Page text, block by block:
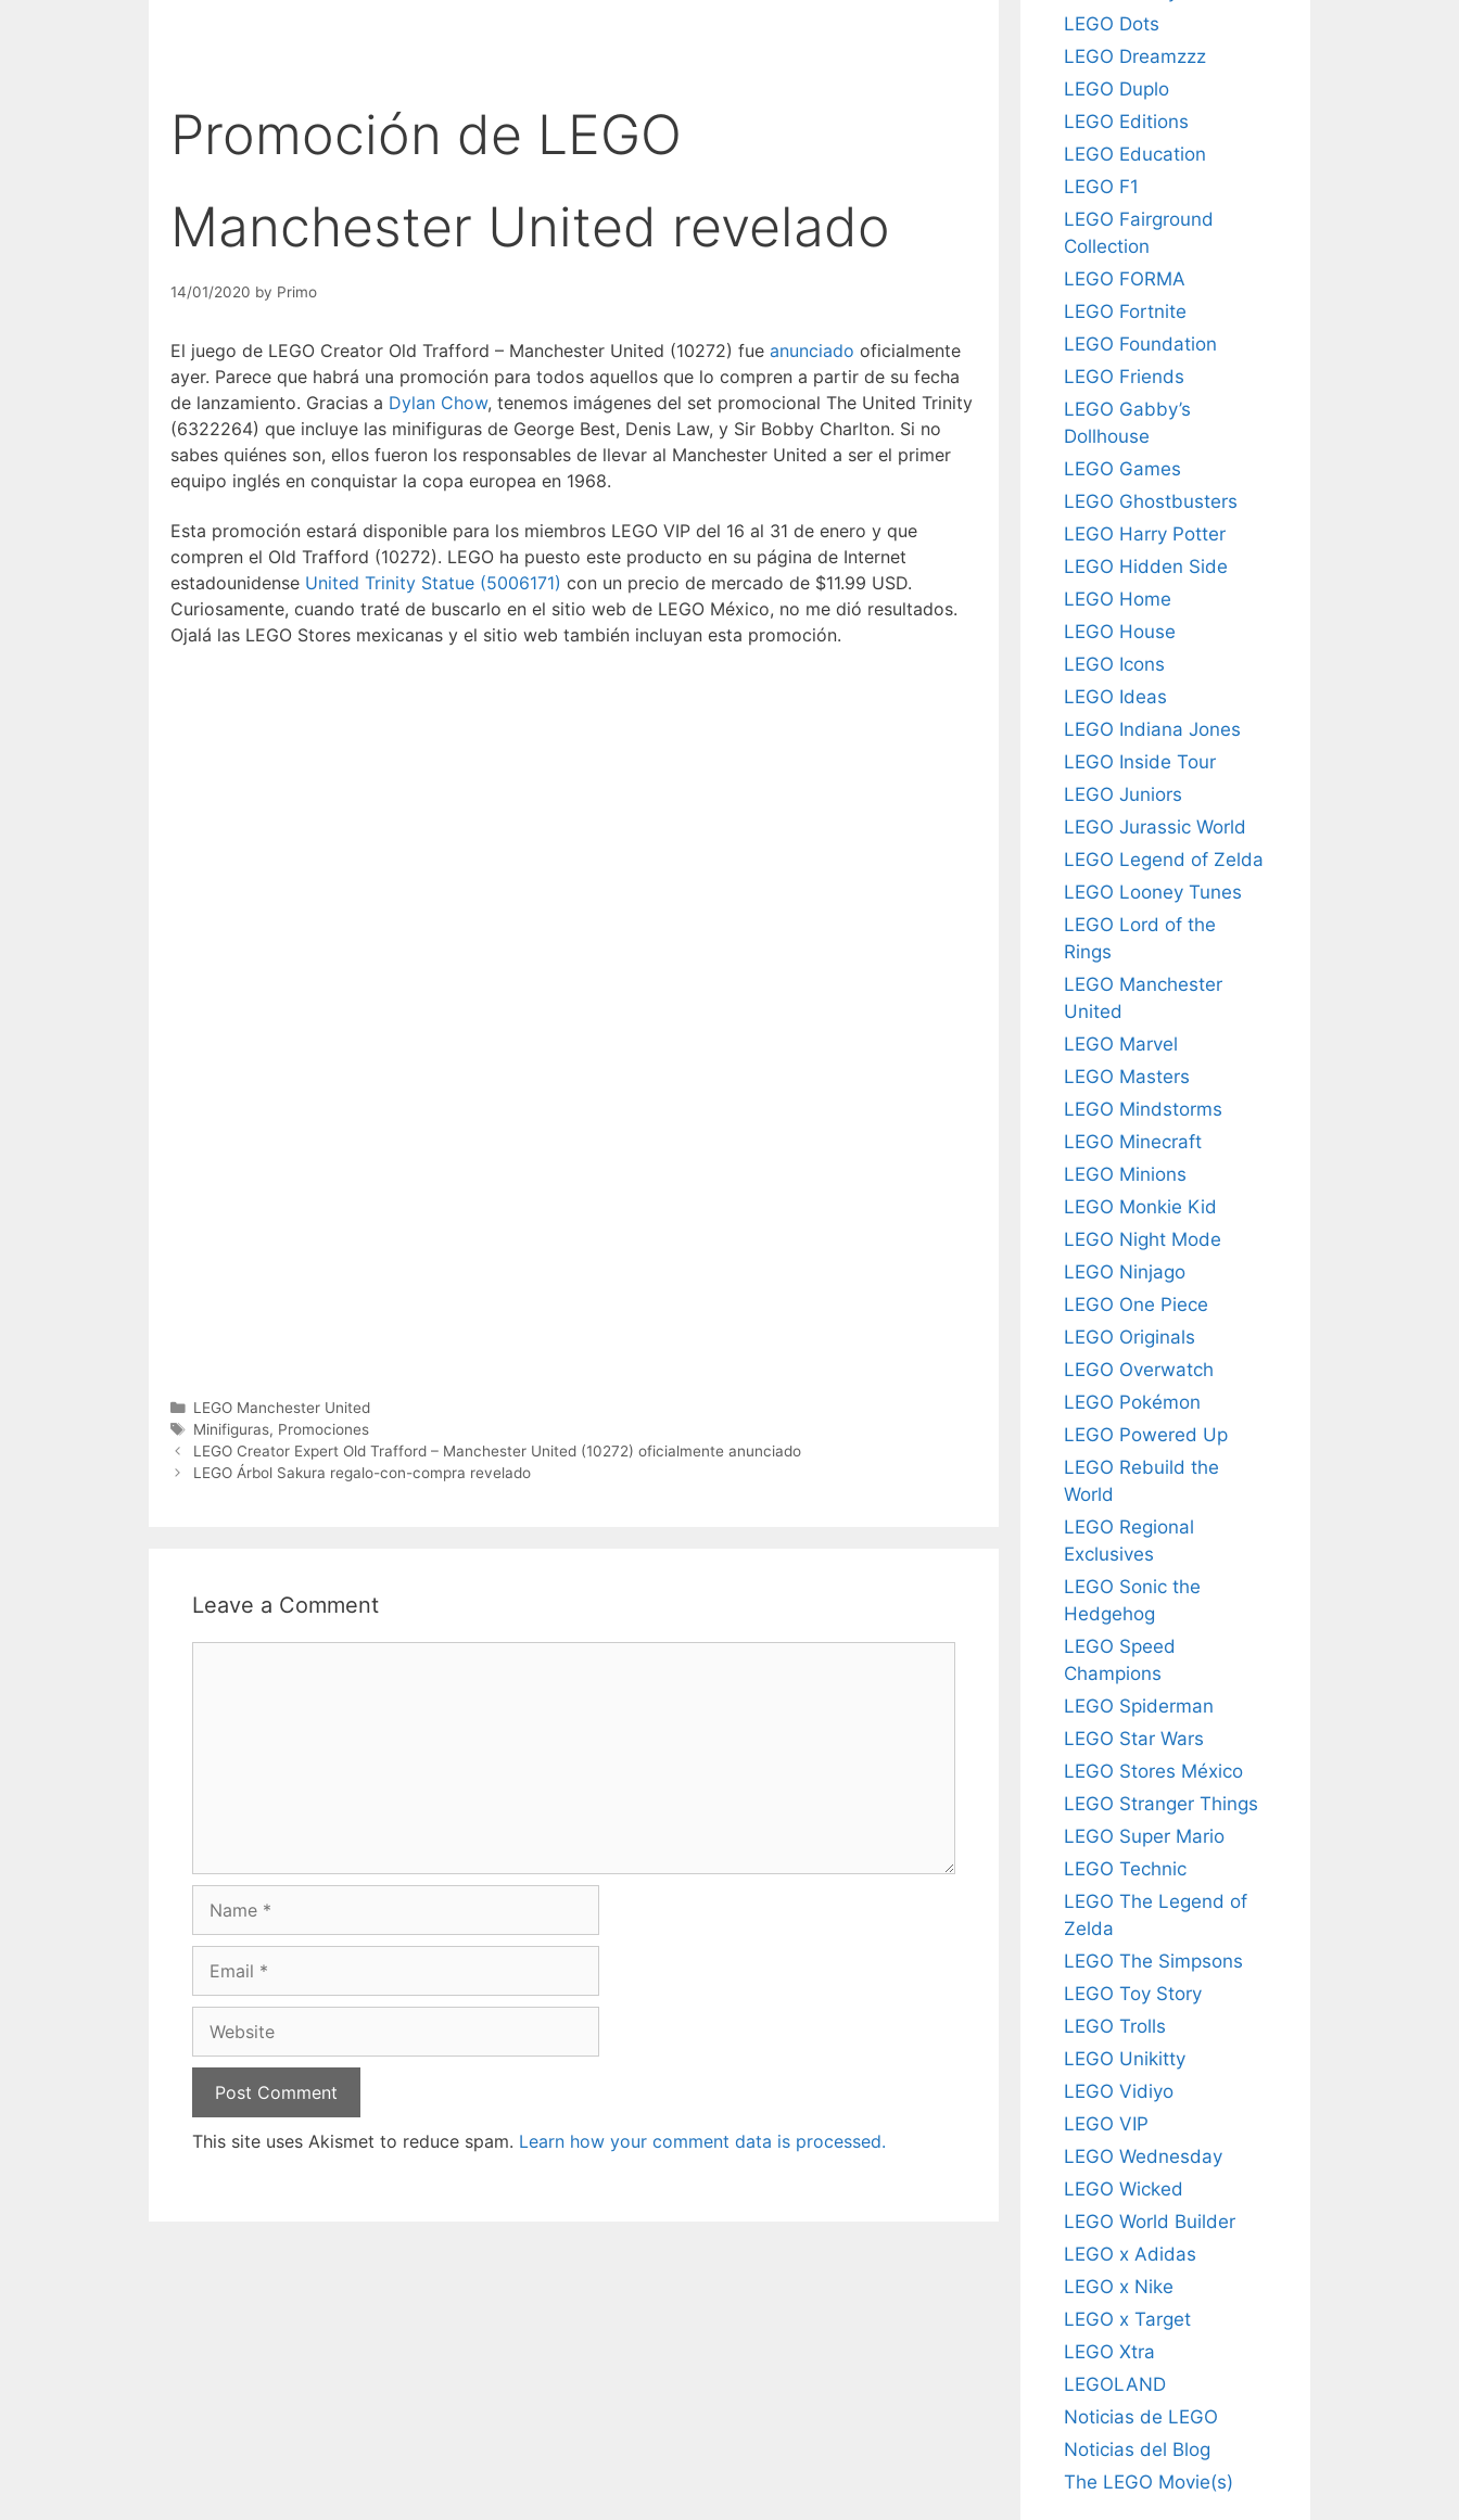
Promoción de LEGO
Manchester United revelado
14/01/2020 by Primo
El juego de LEGO Creator Old Trafford – Manchester United (10272) fue anunciado oficialmente
ayer. Parece que habrá una promoción para todos aquellos que lo compren a partir de su fecha
de lanzamiento. Gracias a Dylan Chow, tenemos imágenes del set promocional The United Trinity
(6322264) que incluye las minifiguras de George Best, Denis Law, y Sir Bobby Charlton. Si no
sabes quiénes son, ellos fueron los responsables de llevar al Manchester United a ser el primer
equipo inglés en conquistar la copa europea en 1968.
Esta promoción estará disponible para los miembros LEGO VIP del 16 al 31 de enero y que
compren el Old Trafford (10272). LEGO ha puesto este producto en su página de Internet
estadounidense United Trinity Statue (5006171) con un precio de mercado de $11.99 USD.
Curiosamente, cuando traté de buscarlo en el sitio web de LEGO México, no me dió resultados.
Ojalá las LEGO Stores mexicanas y el sitio web también incluyan esta promoción.
Categories
LEGO Manchester United
Tags
Minifiguras, Promociones
LEGO Creator Expert Old Trafford – Manchester United (10272) oficialmente anunciado
LEGO Árbol Sakura regalo-con-compra revelado
Leave a Comment
This site uses Akismet to reduce spam. Learn how your comment data is processed.
LEGO Dots
LEGO Dreamzzz
LEGO Duplo
LEGO Editions
LEGO Education
LEGO F1
LEGO Fairground
Collection
LEGO FORMA
LEGO Fortnite
LEGO Foundation
LEGO Friends
LEGO Gabby’s
Dollhouse
LEGO Games
LEGO Ghostbusters
LEGO Harry Potter
LEGO Hidden Side
LEGO Home
LEGO House
LEGO Icons
LEGO Ideas
LEGO Indiana Jones
LEGO Inside Tour
LEGO Juniors
LEGO Jurassic World
LEGO Legend of Zelda
LEGO Looney Tunes
LEGO Lord of the
Rings
LEGO Manchester
United
LEGO Marvel
LEGO Masters
LEGO Mindstorms
LEGO Minecraft
LEGO Minions
LEGO Monkie Kid
LEGO Night Mode
LEGO Ninjago
LEGO One Piece
LEGO Originals
LEGO Overwatch
LEGO Pokémon
LEGO Powered Up
LEGO Rebuild the
World
LEGO Regional
Exclusives
LEGO Sonic the
Hedgehog
LEGO Speed
Champions
LEGO Spiderman
LEGO Star Wars
LEGO Stores México
LEGO Stranger Things
LEGO Super Mario
LEGO Technic
LEGO The Legend of
Zelda
LEGO The Simpsons
LEGO Toy Story
LEGO Trolls
LEGO Unikitty
LEGO Vidiyo
LEGO VIP
LEGO Wednesday
LEGO Wicked
LEGO World Builder
LEGO x Adidas
LEGO x Nike
LEGO x Target
LEGO Xtra
LEGOLAND
Noticias de LEGO
Noticias del Blog
The LEGO Movie(s)